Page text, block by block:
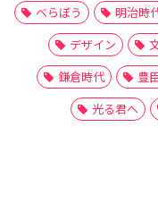
べらぼう
明治時
デザイン
鎌倉時代
豊
光る君へ